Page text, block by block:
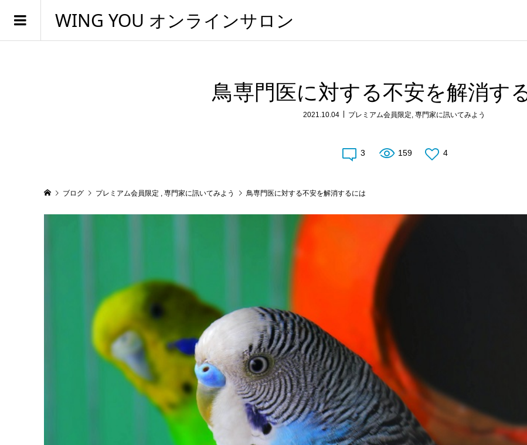
WING YOU オンラインサロン
鳥専門医に対する不安を解消す
2021.10.04 プレミアム会員限定, 専門家に訊いてみよう
3 159 4
ブログ プレミアム会員限定 , 専門家に訊いてみよう 鳥専門医に対する不安を解消するには